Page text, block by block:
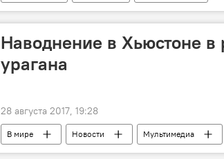
Наводнение в Хьюстоне в
урагана
28 августа 2017, 19:28
В мире Новости Мультимедиа